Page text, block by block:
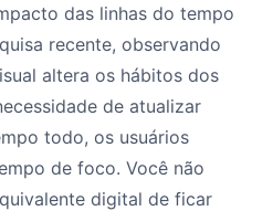
das linhas do tempo
recente, observando
altera os hábitos dos
de atualizar
todo, os usuários
de foco. Você não
digital de ficar